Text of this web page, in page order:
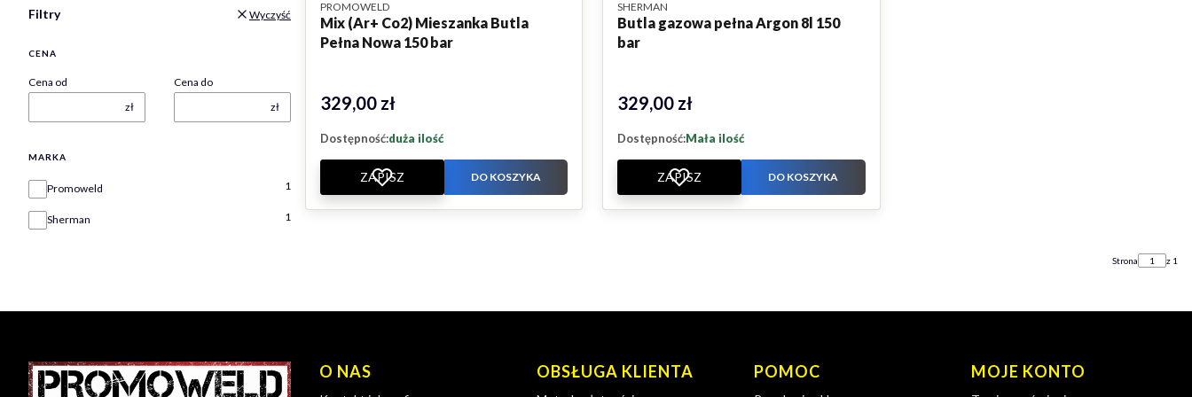
Filtry Wyczyść
CENA
Cena od
zł
Cena do
zł
MARKA
MarkaPromoweld 1
Sherman 1
Mix (Ar+ Co2) Mieszanka Butla
Pełna Nowa 150 bar
PRODUCENT
PROMOWELD
Cena
329,00 zł
Dostępność:duża ilość
ZAPISZ DO KOSZYKA
Butla gazowa pełna Argon 8l 150
bar
PRODUCENT
SHERMAN
Cena
329,00 zł
Dostępność:Mała ilość
ZAPISZ DO KOSZYKA
Strona z 1
Linki w stopce
O NAS OBSŁUGA KLIENTA POMOC MOJE KONTO